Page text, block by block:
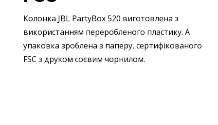
Колонка JBL PartyBox 520 виготовлена з
використанням переробленого пластику. А
упаковка зроблена з паперу, сертифікованого
FSC з друком соєвим чорнилом.